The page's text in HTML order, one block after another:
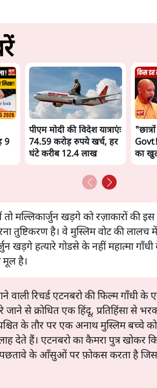
9
पीएम मोदी की विदेश यात्राएंः
74.59 करोड़ रुपये खर्च, हर
घंटे करीब 12.4 लाख
का
तो मल्लिकार्जुन खड़गे को रज़ाकारों की
तुष्टिकरण है। वे मुस्लिम वोट की लालच
खड़गे हत्यारे गोडसे के नहीं महात्मा
मूल है।
वाली रिचर्ड एटनबरो की फिल्म गाँधी
जाने से क्रोधित एक हिंदू, प्रतिहिंसा से
के तौर पर एक अनाथ मुस्लिम
देते हैं। एटनबरो का कैमरा पुत्र खोकर
के आँसुओं पर फ़ोकस करता है जिसमें